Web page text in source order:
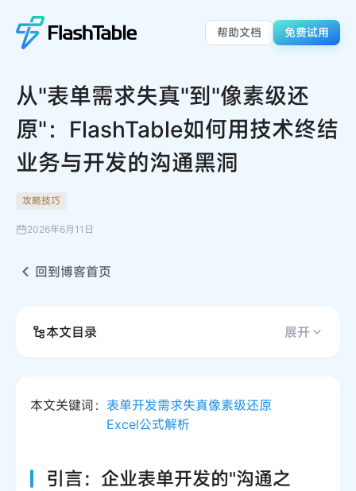
帮助文档 免费试用
从"表单需求失真"到"像素级还
原"：FlashTable如何用技术终结
业务与开发的沟通黑洞
攻略技巧
2026年6月11日
回到博客首页
本文目录 展开
本文关键词： 表单开发需求失真像素级还原
Excel公式解析
引言：企业表单开发的"沟通之